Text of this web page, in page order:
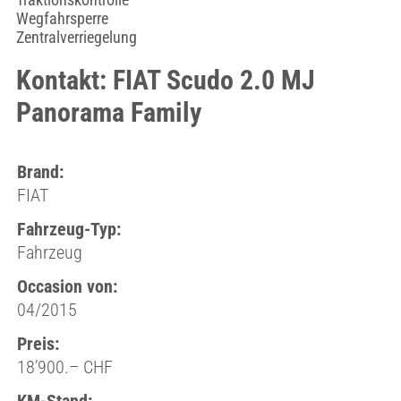
Wegfahrsperre
Zentralverriegelung
Kontakt: FIAT Scudo 2.0 MJ
Panorama Family
Brand:
FIAT
Fahrzeug-Typ:
Fahrzeug
Occasion von:
04/2015
Preis:
18’900.– CHF